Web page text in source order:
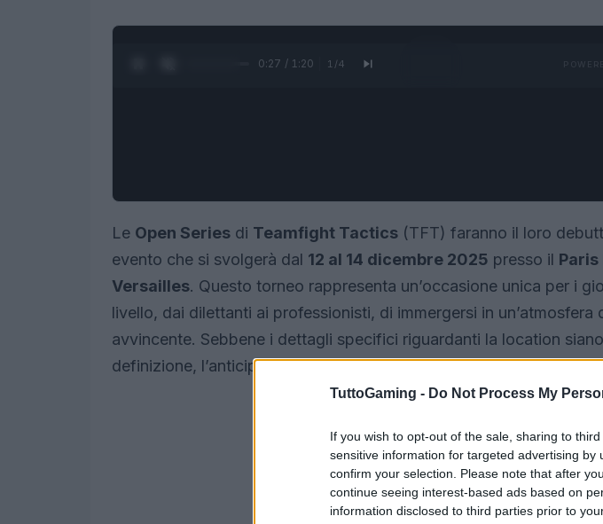
TuttoGaming - Do Not Process My
If you wish to opt-out of the sale, sharing to
sensitive information for targeted advertising
confirm your selection. Please note that after
continue seeing interest-based ads based on
information disclosed to third parties prior to
0:28 / 1:20 1 /4
Le Open Series di Teamfight Tactics (TFT) faranno il loro
evento che si svolgerà dal 12 al 14 dicembre 2025 presso il Paris
Versailles. Questo torneo rappresenta un’occasione unica per i
livello, dai dilettanti ai professionisti, di immergersi in un’atmosfera
avvincente. Sebbene i dettagli specifici riguardanti la location
definizione, l’anticipazione per questo evento è già palpabile tra i